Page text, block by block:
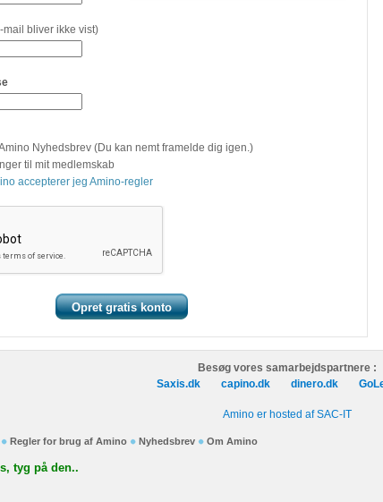
mail bliver ikke vist)
Nyhedsbrev (Du kan nemt framelde dig igen.)
til mit medlemskab
accepterer jeg Amino-regler
Besøg vores samarbejdspartnere :
Saxis.dk
capino.dk dinero.dk
Amino er hosted af SAC-IT
Regler for brug af Amino Nyhedsbrev Om Amino
tyg på den..